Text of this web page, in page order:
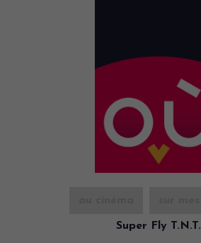
Super Fly T.N.T.